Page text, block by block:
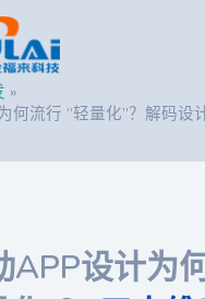
何流行 “轻量化”？解码设
APP设计为